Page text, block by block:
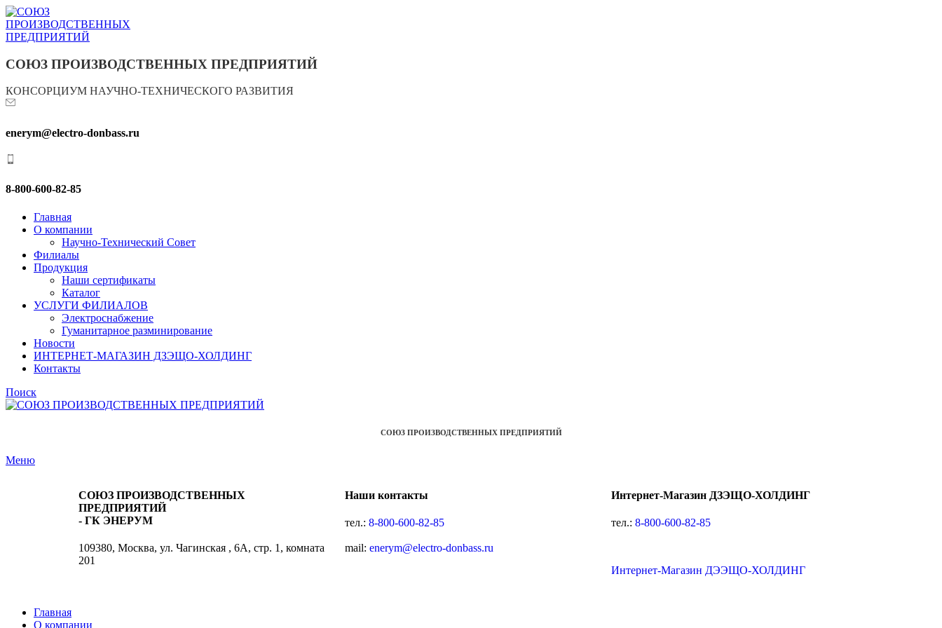
СОЮЗ ПРОИЗВОДСТВЕННЫХ ПРЕДПРИЯТИЙ
КОНСОРЦИУМ НАУЧНО-ТЕХНИЧЕСКОГО РАЗВИТИЯ
enerym@electro-donbass.ru
8-800-600-82-85
Главная
О компании
Научно-Технический Совет
Филиалы
Продукция
Наши сертификаты
Каталог
УСЛУГИ ФИЛИАЛОВ
Электроснабжение
Гуманитарное разминирование
Новости
ИНТЕРНЕТ-МАГАЗИН ДЗЭЩО-ХОЛДИНГ
Контакты
Поиск
СОЮЗ ПРОИЗВОДСТВЕННЫХ ПРЕДПРИЯТИЙ
Меню
СОЮЗ ПРОИЗВОДСТВЕННЫХ
ПРЕДПРИЯТИЙ
- ГК ЭНЕРУМ
109380, Москва, ул. Чагинская , 6А, стр. 1, комната
201
Наши контакты
тел.: 8-800-600-82-85
mail: enerym@electro-donbass.ru
Интернет-Магазин ДЗЭЩО-ХОЛДИНГ
тел.: 8-800-600-82-85
Интернет-Магазин ДЭЭЩО-ХОЛДИНГ
Главная
О компании